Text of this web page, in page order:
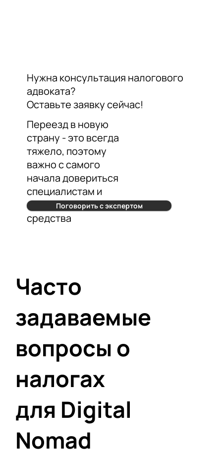
Переезд в новую
страну - это всегда
тяжело, поэтому
важно с самого
начала довериться
специалистам и
сэкономить нервы и
средства
Нужна консультация налогового
адвоката?
Оставьте заявку сейчас!
Поговорить с экспертом
Часто
задаваемые
вопросы о
налогах
для Digital
Nomad